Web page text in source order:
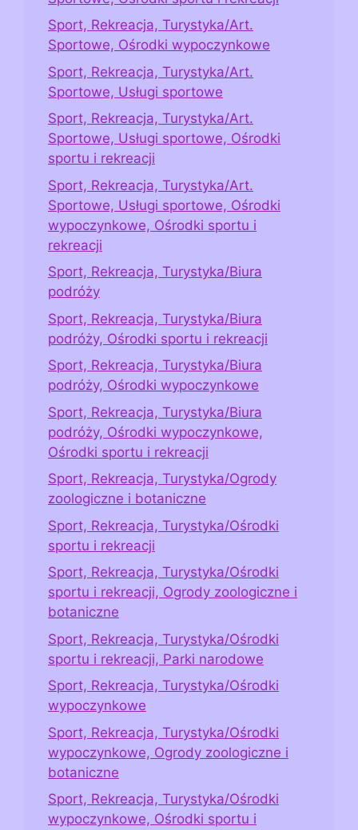
Sport, Rekreacja, Turystyka/Art.
Sportowe, Ośrodki wypoczynkowe
Sport, Rekreacja, Turystyka/Art.
Sportowe, Usługi sportowe
Sport, Rekreacja, Turystyka/Art.
Sportowe, Usługi sportowe, Ośrodki
sportu i rekreacji
Sport, Rekreacja, Turystyka/Art.
Sportowe, Usługi sportowe, Ośrodki
wypoczynkowe, Ośrodki sportu i
rekreacji
Sport, Rekreacja, Turystyka/Biura
podróży
Sport, Rekreacja, Turystyka/Biura
podróży, Ośrodki sportu i rekreacji
Sport, Rekreacja, Turystyka/Biura
podróży, Ośrodki wypoczynkowe
Sport, Rekreacja, Turystyka/Biura
podróży, Ośrodki wypoczynkowe,
Ośrodki sportu i rekreacji
Sport, Rekreacja, Turystyka/Ogrody
zoologiczne i botaniczne
Sport, Rekreacja, Turystyka/Ośrodki
sportu i rekreacji
Sport, Rekreacja, Turystyka/Ośrodki
sportu i rekreacji, Ogrody zoologiczne i
botaniczne
Sport, Rekreacja, Turystyka/Ośrodki
sportu i rekreacji, Parki narodowe
Sport, Rekreacja, Turystyka/Ośrodki
wypoczynkowe
Sport, Rekreacja, Turystyka/Ośrodki
wypoczynkowe, Ogrody zoologiczne i
botaniczne
Sport, Rekreacja, Turystyka/Ośrodki
wypoczynkowe, Ośrodki sportu i